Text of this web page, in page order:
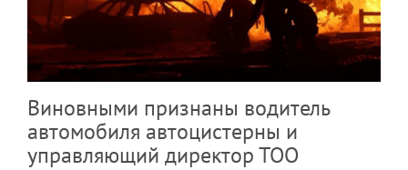
Виновными признаны водитель
автомобиля автоцистерны и
управляющий директор ТОО